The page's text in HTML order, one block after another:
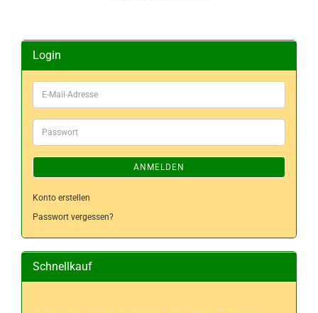
Login
E-
Mail-
Adresse
Passwort
ANMELDEN
Konto erstellen
Passwort vergessen?
Schnellkauf